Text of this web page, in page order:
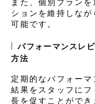
また、個別プラン
ションを維持しな
可能です。
パフォーマンスレ
方法
定期的なパフォー
結果をスタッフに
長を促すことができ